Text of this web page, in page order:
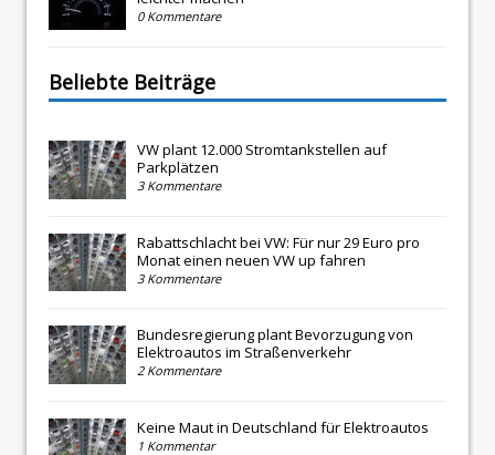
0 Kommentare
Beliebte Beiträge
VW plant 12.000 Stromtankstellen auf
Parkplätzen
3 Kommentare
Rabattschlacht bei VW: Für nur 29 Euro pro
Monat einen neuen VW up fahren
3 Kommentare
Bundesregierung plant Bevorzugung von
Elektroautos im Straßenverkehr
2 Kommentare
Keine Maut in Deutschland für Elektroautos
1 Kommentar